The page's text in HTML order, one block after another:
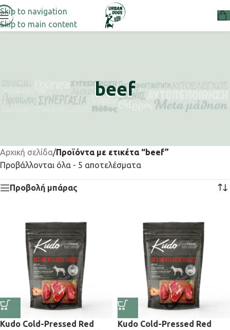
Skip to navigation
Skip to main content
beef
Αρχική σελίδα/Προϊόντα με ετικέτα “beef”
Προβάλλονται όλα - 5 αποτελέσματα
Προβολή μπάρας
Kudo Cold-Pressed Red
Kudo Cold-Pressed Red